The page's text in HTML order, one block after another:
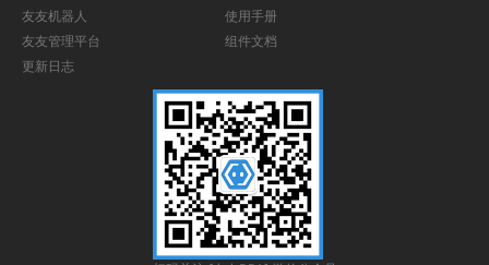
友友机器人
友友管理平台
更新日志
使用手册
组件文档